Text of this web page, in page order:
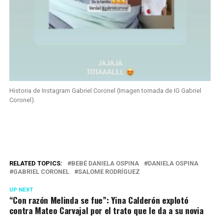
Historia de Instagram Gabriel Coronel (Imagen tomada de IG Gabriel
Coronel).
RELATED TOPICS: BEBÉ DANIELA OSPINA
DANIELA OSPINA
GABRIEL CORONEL
SALOME RODRÍGUEZ
UP NEXT
“Con razón Melinda se fue”: Yina Calderón explotó
contra Mateo Carvajal por el trato que le da a su novia